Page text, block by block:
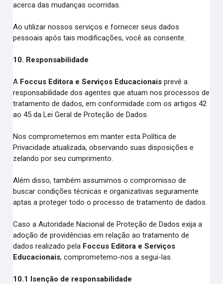
acerca das mudanças ocorridas.
Ao utilizar nossos serviços e fornecer seus dados
pessoais após tais modificações, você as consente.
10. Responsabilidade
A Foccus Editora e Serviços Educacionais prevê a
responsabilidade dos agentes que atuam nos processos de
tratamento de dados, em conformidade com os artigos 42
ao 45 da Lei Geral de Proteção de Dados.
Nos comprometemos em manter esta Política de
Privacidade atualizada, observando suas disposições e
zelando por seu cumprimento.
Além disso, também assumimos o compromisso de
buscar condições técnicas e organizativas seguramente
aptas a proteger todo o processo de tratamento de dados.
Caso a Autoridade Nacional de Proteção de Dados exija a
adoção de providências em relação ao tratamento de
dados realizado pela Foccus Editora e Serviços
Educacionais, comprometemo-nos a segui-las.
10.1 Isenção de responsabilidade